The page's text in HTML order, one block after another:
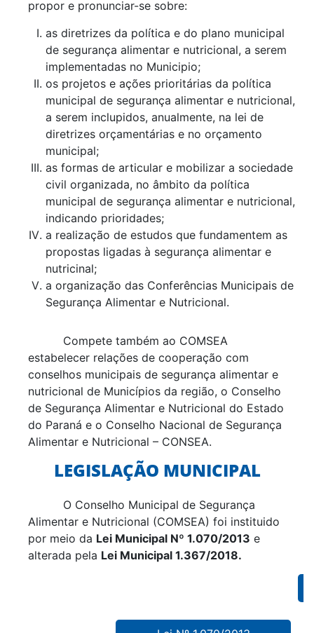
propor e pronunciar-se sobre:
as diretrizes da política e do plano municipal
de segurança alimentar e nutricional, a serem
implementadas no Municipio;
os projetos e ações prioritárias da política
municipal de segurança alimentar e nutricional,
a serem inclupidos, anualmente, na lei de
diretrizes orçamentárias e no orçamento
municipal;
as formas de articular e mobilizar a sociedade
civil organizada, no âmbito da política
municipal de segurança alimentar e nutricional,
indicando prioridades;
a realização de estudos que fundamentem as
propostas ligadas à segurança alimentar e
nutricinal;
a organização das Conferências Municipais de
Segurança Alimentar e Nutricional.
Compete também ao COMSEA
estabelecer relações de cooperação com
conselhos municipais de segurança alimentar e
nutricional de Municípios da região, o Conselho
de Segurança Alimentar e Nutricional do Estado
do Paraná e o Conselho Nacional de Segurança
Alimentar e Nutricional – CONSEA.
LEGISLAÇÃO MUNICIPAL
O Conselho Municipal de Segurança
Alimentar e Nutricional (COMSEA) foi instituido
por meio da Lei Municipal Nº 1.070/2013 e
alterada pela Lei Municipal 1.367/2018.